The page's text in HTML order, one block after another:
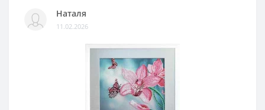
Наталя
11.02.2026